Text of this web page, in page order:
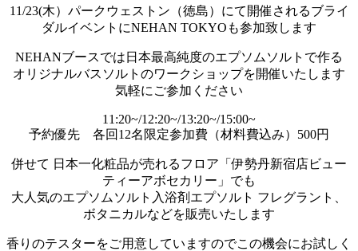
11/23(木）パークウェストン（徳島）にて開催されるブライ
ダルイベントにNEHAN TOKYOも参加致します
NEHANブースでは日本最高純度のエプソムソルトで作る
オリジナルバスソルトのワークショップを開催いたします
気軽にご参加ください
11:20~/12:20~/13:20~/15:00~
予約優先 各回12名限定参加費（材料費込み）500円
併せて 日本一化粧品が売れるフロア「伊勢丹新宿店ビュー
ティーアボセカリー」でも
大人気のエプソムソルト入浴剤エプソルト フレグラント、
ボタニカルなどを販売いたします
香りのテスターをご用意していますのでこの機会にお試しく